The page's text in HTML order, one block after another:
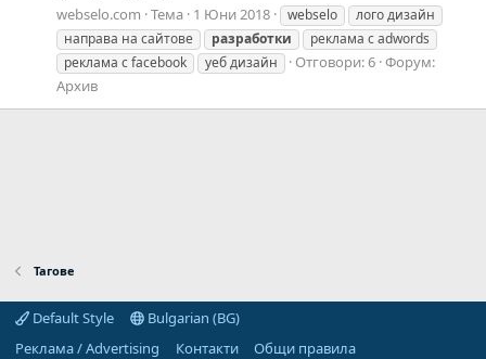
webselo.com Тема 1 Юни 2018 webselo
лого дизайн
направа на сайтове
разработки
реклама с adwords
реклама с facebook
уеб дизайн Отговори: 6 Форум:
Архив
Тагове
Default Style
Bulgarian (BG)
Реклама / Advertising
Контакти
Общи правила